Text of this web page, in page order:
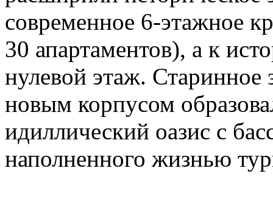
современное 6-этажное
30 апартаментов), а к
нулевой этаж.
новым корпусом
идиллический оазис с
наполненного жизнью